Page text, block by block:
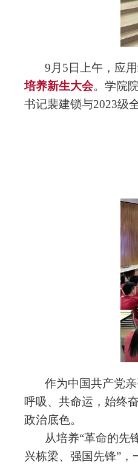
9月5日上午，应
培养新生大会。学院
书记裴建锁与2023级
作为中国共产党
呼吸、共命运，始终
政治底色。
从培养“革命的先
兴栋梁、强国先锋”，